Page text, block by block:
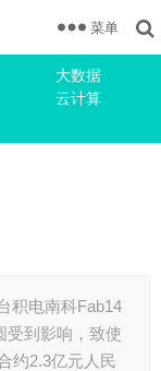
大数据
云计算
菜单
积电南科Fab14
受到影响，致使
约2.3亿元人民